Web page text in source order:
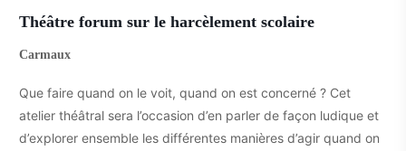
Théâtre forum sur le harcèlement scolaire
Carmaux
Que faire quand on le voit, quand on est concerné ? Cet
atelier théâtral sera l’occasion d’en parler de façon ludique et
d’explorer ensemble les différentes manières d’agir quand on